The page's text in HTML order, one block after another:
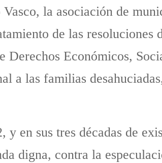
la asociación de
de las
Derechos Económicos,
a las familias
en sus tres décadas de
digna, contra la